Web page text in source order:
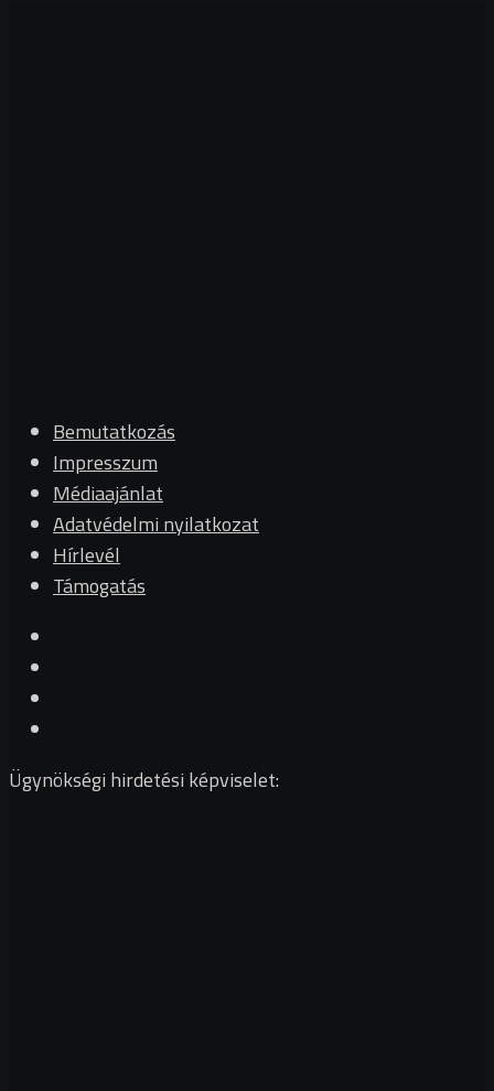
Bemutatkozás
Impresszum
Médiaajánlat
Adatvédelmi nyilatkozat
Hírlevél
Támogatás
Ügynökségi hirdetési képviselet: